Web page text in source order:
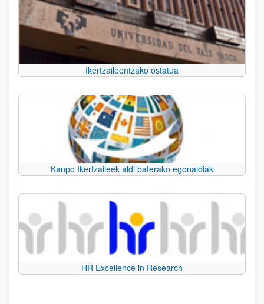
Ikertzaileentzako ostatua
Kanpo Ikertzaileek aldi baterako egonaldiak
HR Excellence in Research